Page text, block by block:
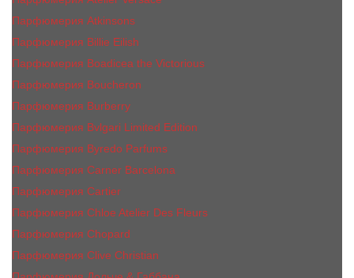
Парфюмерия Atkinsons
Парфюмерия Billie Eilish
Парфюмерия Boadicea the Victorious
Парфюмерия Boucheron
Парфюмерия Burberry
Парфюмерия Bvlgari Limited Edition
Парфюмерия Byredo Parfums
Парфюмерия Carner Barcelona
Парфюмерия Cartier
Парфюмерия Chloe Atelier Des Fleurs
Парфюмерия Сhopard
Парфюмерия Clive Christian